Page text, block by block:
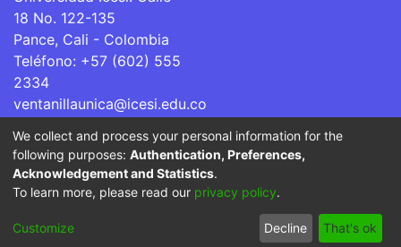
18 No. 122-135
Pance, Cali - Colombia
Teléfono: +57 (602) 555
2334
ventanillaunica@icesi.edu.co
La Universidad Icesi es una Institución de Educación
Superior que se encuentra sujeta a inspección y vigilancia
por parte del Ministerio de Educación Nacional.
Cookie
End User
Agreement
Send
Feedback
We collect and process your personal information for the
following purposes: Authentication, Preferences,
Acknowledgement and Statistics.
To learn more, please read our privacy policy.
Customize Decline That's ok